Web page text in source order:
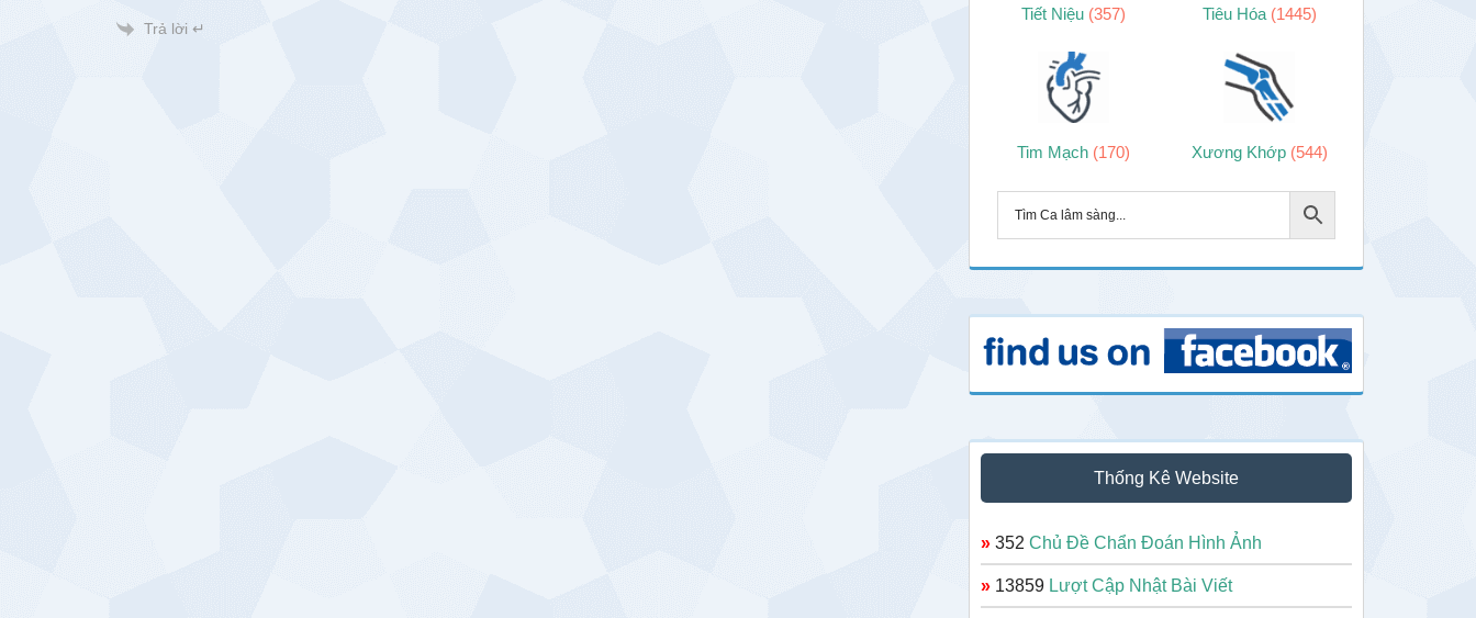
Trả lời ↵
Tiết Niệu (357) Tiêu Hóa (1445)
Tim Mạch (170) Xương Khớp (544)
Thống Kê Website
» 352 Chủ Đề Chẩn Đoán Hình Ảnh
» 13859 Lượt Cập Nhật Bài Viết